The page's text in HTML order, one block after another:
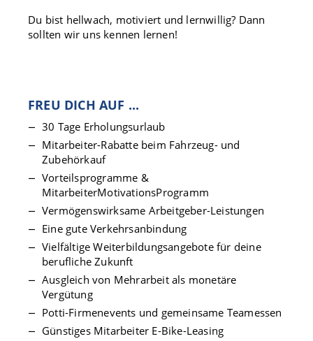
Du bist hellwach, motiviert und lernwillig? Dann
sollten wir uns kennen lernen!
FREU DICH AUF ...
30 Tage Erholungsurlaub
Mitarbeiter-Rabatte beim Fahrzeug- und
Zubehörkauf
Vorteilsprogramme &
MitarbeiterMotivationsProgramm
Vermögenswirksame Arbeitgeber-Leistungen
Eine gute Verkehrsanbindung
Vielfältige Weiterbildungsangebote für deine
berufliche Zukunft
Ausgleich von Mehrarbeit als monetäre
Vergütung
Potti-Firmenevents und gemeinsame Teamessen
Günstiges Mitarbeiter E-Bike-Leasing